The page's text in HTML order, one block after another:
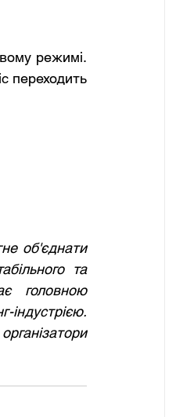
режимі.
переходить
об'єднати
та
головною